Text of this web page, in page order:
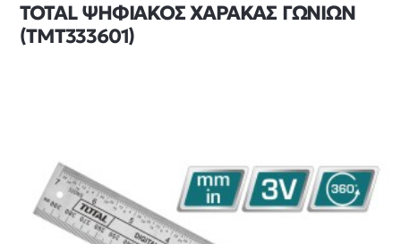
TOTAL ΨΗΦΙΑΚΟΣ ΧΑΡΑΚΑΣ ΓΩΝΙΩΝ
(TMT333601)